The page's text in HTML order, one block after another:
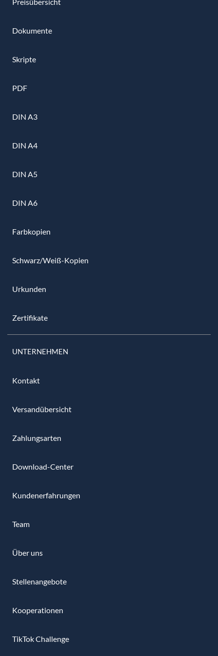
Dokumente
Skripte
PDF
DIN A3
DIN A4
DIN A5
DIN A6
Farbkopien
Schwarz/Weiß-Kopien
Urkunden
Zertifikate
UNTERNEHMEN
Kontakt
Versandübersicht
Zahlungsarten
Download-Center
Kundenerfahrungen
Team
Über uns
Stellenangebote
Kooperationen
TikTok Challenge